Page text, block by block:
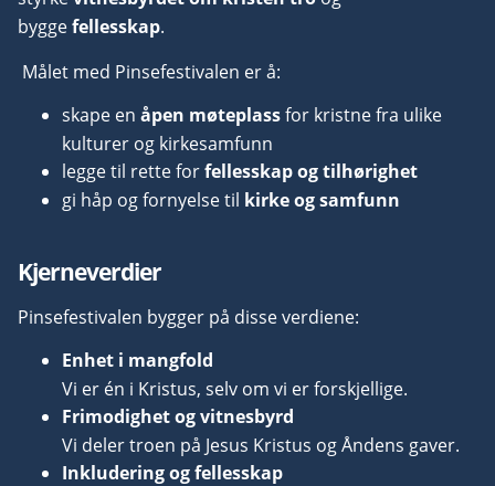
byggefellesskap.
Målet med Pinsefestivalen er å:
skape en åpen møteplassfor kristne fra ulike
kulturer og kirkesamfunn
legge til rette forfellesskap og tilhørighet
gi håp og fornyelse til kirke og samfunn
Kjerneverdier
Pinsefestivalen bygger på disse verdiene:
Enhet i mangfold
Vi er én i Kristus, selv om vi er forskjellige.
Frimodighet og vitnesbyrd
Vi deler troen på Jesus Kristus og Åndens gaver.
Inkludering og fellesskap